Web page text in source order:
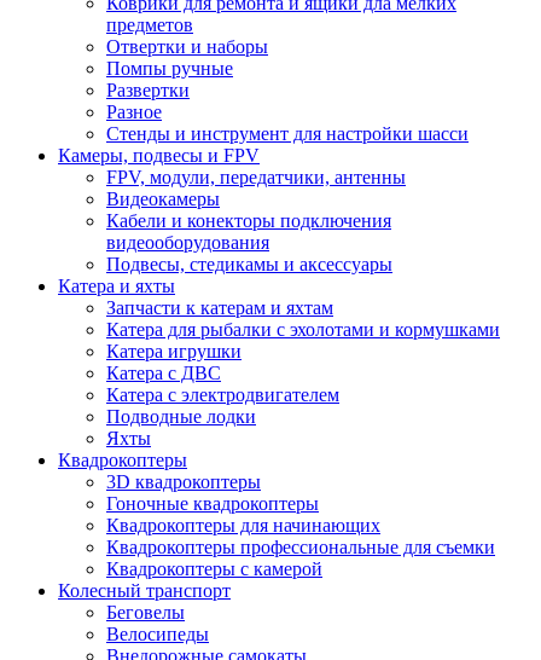
предметов
Отвертки и наборы
Помпы ручные
Развертки
Разное
Стенды и инструмент для настройки шасси
Камеры, подвесы и FPV
FPV, модули, передатчики, антенны
Видеокамеры
Кабели и конекторы подключения
видеооборудования
Подвесы, стедикамы и аксессуары
Катера и яхты
Запчасти к катерам и яхтам
Катера для рыбалки с эхолотами и кормушками
Катера игрушки
Катера с ДВС
Катера с электродвигателем
Подводные лодки
Яхты
Квадрокоптеры
3D квадрокоптеры
Гоночные квадрокоптеры
Квадрокоптеры для начинающих
Квадрокоптеры профессиональные для съемки
Квадрокоптеры с камерой
Колесный транспорт
Беговелы
Велосипеды
Внедорожные самокаты